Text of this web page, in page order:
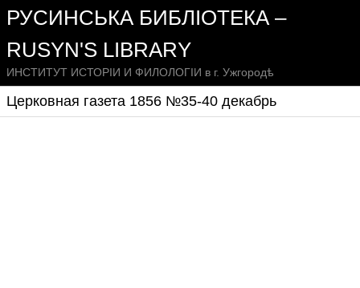
РУСИНСЬКА БИБЛІОТЕКА –
RUSYN'S LIBRARY
ИНСТИТУТ ИСТОРІИ И ФИЛОЛОГІИ в г. Ужгородѣ
Церковная газета 1856 №35-40 декабрь